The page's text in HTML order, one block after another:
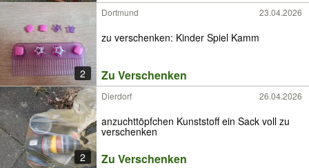
2
Dortmund 23.04.2026
zu verschenken: Kinder Spiel Kamm
Zu Verschenken
2
Dierdorf 26.04.2026
anzuchttöpfchen Kunststoff ein Sack voll zu
verschenken
Zu Verschenken